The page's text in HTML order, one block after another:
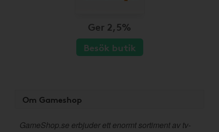
Ger 2,5%
Besök butik
Om Gameshop
GameShop.se erbjuder ett enormt sortiment av tv-